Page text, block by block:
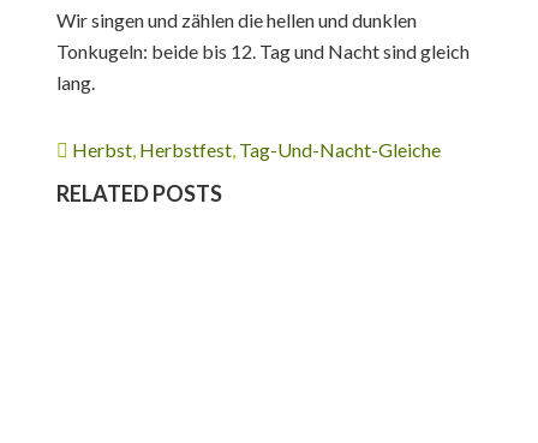
Wir singen und zählen die hellen und dunklen
Tonkugeln: beide bis 12. Tag und Nacht sind gleich
lang.
Herbst, Herbstfest, Tag-Und-Nacht-Gleiche
RELATED POSTS